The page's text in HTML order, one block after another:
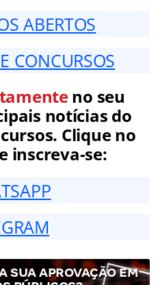
ABERTOS
CONCURSOS
no seu
notícias do
Clique no
inscreva-se:
SUA APROVAÇÃO EM